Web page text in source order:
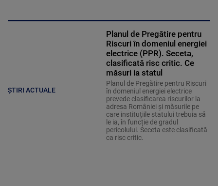
ȘTIRI ACTUALE
Planul de Pregătire pentru
Riscuri în domeniul energiei
electrice (PPR). Seceta,
clasificată risc critic. Ce
măsuri ia statul
Planul de Pregătire pentru Riscuri
în domeniul energiei electrice
prevede clasificarea riscurilor la
adresa României și măsurile pe
care instituțiile statului trebuia să
le ia, în funcție de gradul
pericolului. Seceta este clasificată
ca risc critic.